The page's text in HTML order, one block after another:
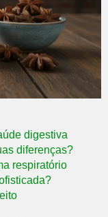
digestiva
diferenças?
respiratório